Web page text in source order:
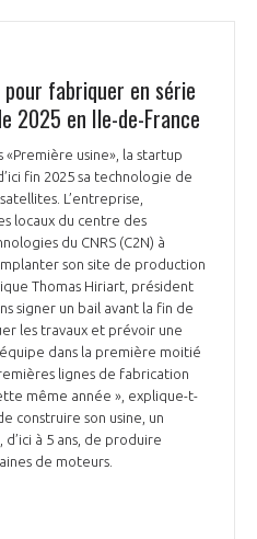
ADHÉRENTS
ET SPATIALE
ET SPATIALE
SUR LES RELATIONS ENTRE
1
2
19 20 21 22
fabriquer en série
2025 en Ile-de-France
usine», la startup
fin 2025 sa technologie de
L’entreprise,
locaux du centre des
du CNRS (C2N) à
son site de production
Thomas Hiriart, président
signer un bail avant la fin de
les travaux et prévoir une
dans la première moitié
lignes de fabrication
même année », explique-t-
construire son usine, un
à 5 ans, de produire
de moteurs.
d'adhérer au GIFAS.
données sectorielles,
...